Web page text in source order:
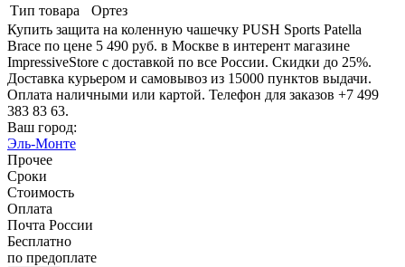
Тип товара
Ортез
Купить защита на коленную чашечку PUSH Sports Patella
Brace по цене 5 490 руб. в Москве в интерент магазине
ImpressiveStore с доставкой по все России. Скидки до 25%.
Доставка курьером и самовывоз из 15000 пунктов выдачи.
Оплата наличными или картой. Телефон для заказов +7 499
383 83 63.
Ваш город:
Эль-Монте
Прочее
Сроки
Стоимость
Оплата
Почта России
Бесплатно
по предоплате